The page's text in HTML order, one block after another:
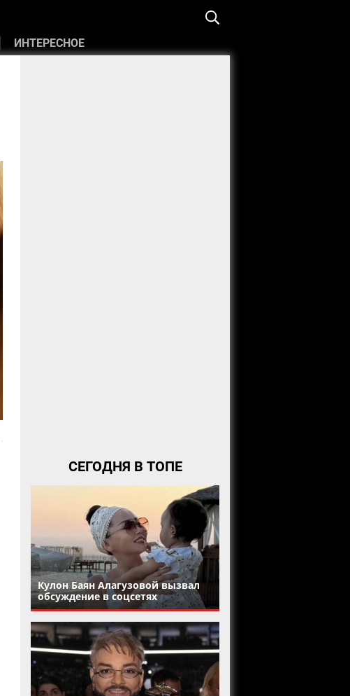
ИНТЕРЕСНОЕ
СЕГОДНЯ В ТОПЕ
Кулон Баян Алагузовой вызвал
обсуждение в соцсетях